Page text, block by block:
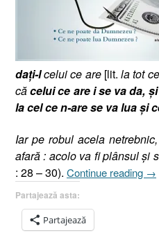
daţi-lcelui ce are [lit. la tot
căcelui ce are i se va da,
la cel ce n-are se va lua şi
Iar pe robul acela
afară : acolo va fi plânsul şi
: 28 – 30). Continue reading →
Partajează asta:
Partajează